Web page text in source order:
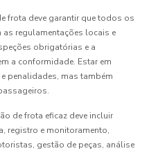
frota deve garantir que todos os
regulamentações locais e
obrigatórias e a
a conformidade. Estar em
penalidades, mas também
de frota eficaz deve incluir
registro e monitoramento,
gestão de peças, análise